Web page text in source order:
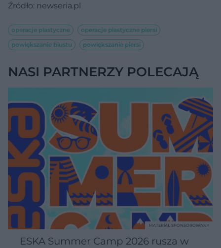
Źródło: newseria.pl
operacje plastyczne
operacje plastyczne piersi
powiększanie biustu
powiększanie piersi
NASI PARTNERZY POLECAJĄ
ESKA Summer Camp 2026 rusza w
MATERIAŁ SPONSOROWANY